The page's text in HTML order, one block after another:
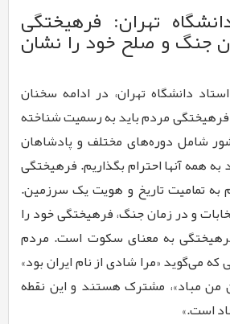
تهران: فرهیختگی
جنگ و صلح خود را نشان
دانشگاه تهران، در ادامه سخنان
فرهیختگی مردم باید به رسمیت شناخته
شامل دوره‌های مختلف و پادشاهان
به همه آنها احترام بگذاریم. فرهیختگی
به تمامیت تاریخ و هویت یک سرزمین.
و در زمان جنگ، فرهیختگی خود را
به معنای سکوت است. مردم
می‌گوید «مرا شادی از نام ایران بود»
من مباد»، مشترک هستند و این نقطه
است.»